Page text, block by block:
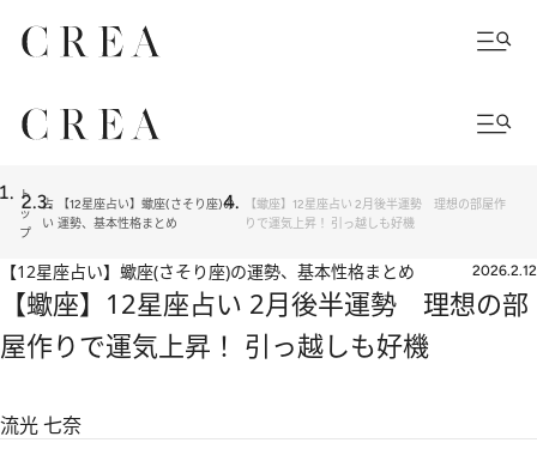
ト
ッ
プ
占
い
【12星座占い】蠍座(さそり座)の
運勢、基本性格まとめ
【蠍座】12星座占い 2月後半運勢 理想の部屋作
りで運気上昇！ 引っ越しも好機
【12星座占い】蠍座(さそり座)の運勢、基本性格まとめ 2026.2.12
【蠍座】12星座占い 2月後半運勢 理想の部
屋作りで運気上昇！ 引っ越しも好機
流光 七奈